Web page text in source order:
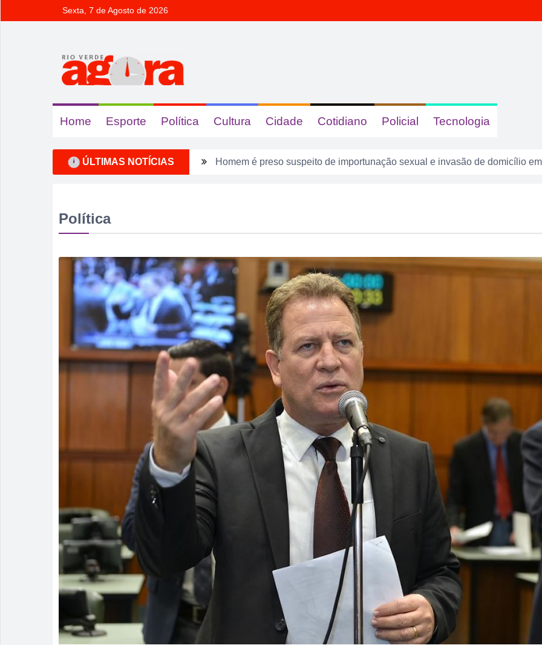
Sexta, 7 de Agosto de 2026
Home Esporte Política Cultura Cidade Cotidiano Policial Tecnologia
ÚLTIMAS NOTÍCIAS Homem é preso suspeito de importunação sexual e invasão de domicílio
Dois motoristas com sinais de embriaguez se envolvem em acidente no
Estagiário tenta atuar como advogado e acaba detido em Rio Verde
Rio Verde 178 anos: a cidade que cresceu mais rápido que suas próprias
Homem é detido por violência doméstica no Setor Gameleira
Polícia Militar recupera bicicleta furtada e prende suspeito em flagrante em
Associação Atlética Rioverdense disputará a Terceira Divisão do Goiano
Política